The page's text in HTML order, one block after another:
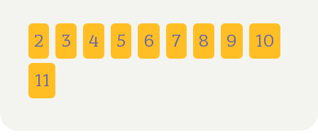
2 3 4 5 6 7 8 9
10
11